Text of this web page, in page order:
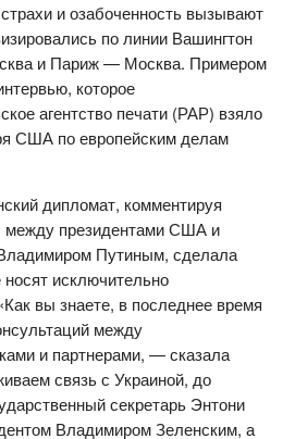
и озабоченность вызывают
по линии Вашингтон
и Париж — Москва. Примером
которое
агентство печати (РАР) взяло
США по европейским делам
дипломат, комментируя
между президентами США и
Путиным, сделала
исключительно
вы знаете, в последнее время
между
и партнерами, — сказала
связь с Украиной, до
секретарь Энтони
Владимиром Зеленским, а